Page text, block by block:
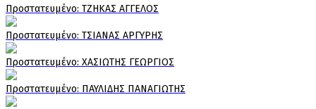
Πρoστατευμένο: ΤΖΗΚΑΣ ΑΓΓΕΛΟΣ
Πρoστατευμένο: ΤΣΙΑΝΑΣ ΑΡΓΥΡΗΣ
Πρoστατευμένο: ΧΑΣΙΩΤΗΣ ΓΕΩΡΓΙΟΣ
Πρoστατευμένο: ΠΑΥΛΙΔΗΣ ΠΑΝΑΓΙΩΤΗΣ